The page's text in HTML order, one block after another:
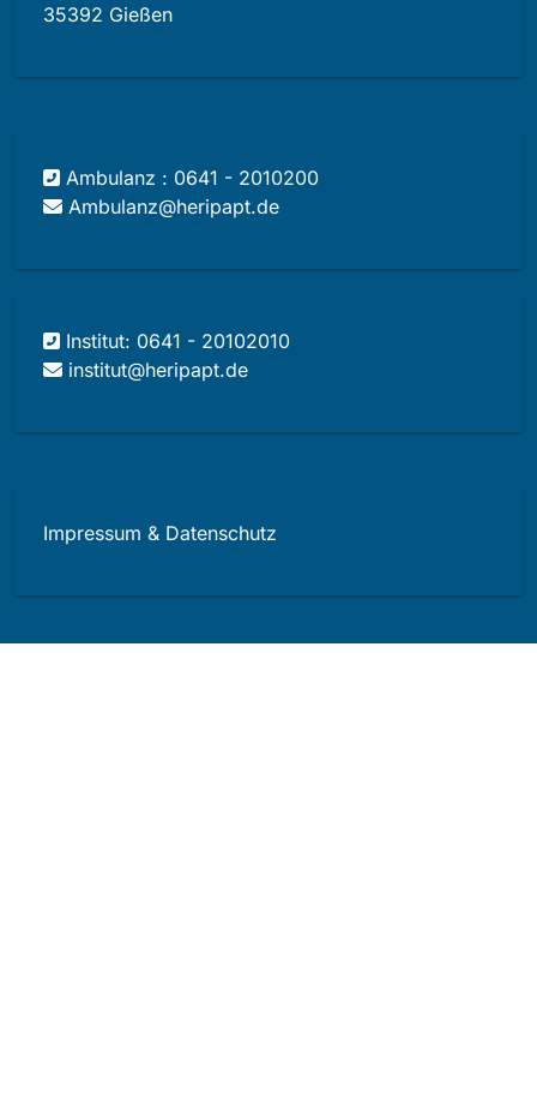
35392 Gießen
Ambulanz : 0641 - 2010200
Ambulanz@heripapt.de
Institut: 0641 - 20102010
institut@heripapt.de
Impressum & Datenschutz